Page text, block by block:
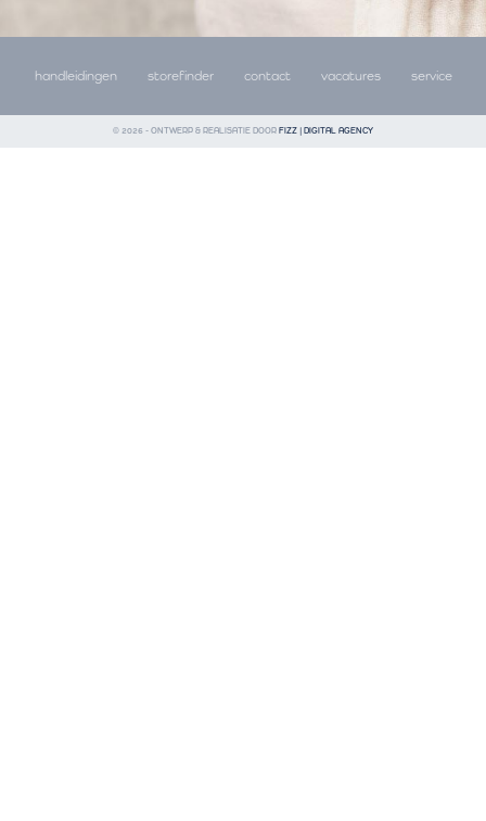
handleidingen storefinder contact vacatures service
© 2026 - ONTWERP & REALISATIE DOOR FIZZ | DIGITAL AGENCY